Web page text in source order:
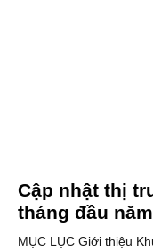
Cập nhật thị
tháng đầu
MỤC LỤC Giới thiệu